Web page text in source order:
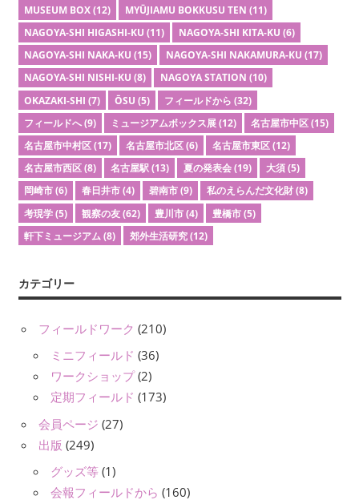
MUSEUM BOX(12) MYŪJIAMU BOKKUSU TEN (11)
NAGOYA-SHI HIGASHI-KU (11) NAGOYA-SHI KITA-KU (6)
NAGOYA-SHI NAKA-KU (15) NAGOYA-SHI NAKAMURA-KU (17)
NAGOYA-SHI NISHI-KU (8) NAGOYA STATION (10)
OKAZAKI-SHI (7) ŌSU (5) フィールドから (32)
フィールドへ(9) ミュージアムボックス展(12) 名古屋市中区(15)
名古屋市中村区(17) 名古屋市北区(6) 名古屋市東区(12)
名古屋市西区(8) 名古屋駅(13) 夏の発表会(19) 大須(5)
岡崎市(6) 春日井市(4) 碧南市(9) 私のえらんだ文化財(8)
考現学(5) 観察の友(62) 豊川市(4) 豊橋市(5)
軒下ミュージアム(8) 郊外生活研究(12)
カテゴリー
フィールドワーク (210)
ミニフィールド (36)
ワークショップ(2)
定期フィールド (173)
会員ページ (27)
出版 (249)
グッズ等 (1)
会報フィールドから (160)